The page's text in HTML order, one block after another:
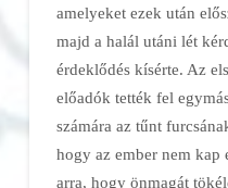
amelyeket ezek után
majd a halál utáni lét
érdeklődés kísérte. Az
előadók tették fel
számára az tűnt
hogy az ember nem kap
arra, hogy önmagát